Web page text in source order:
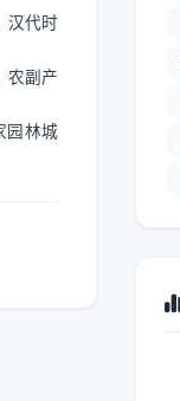
汉代时
农副产
园林城